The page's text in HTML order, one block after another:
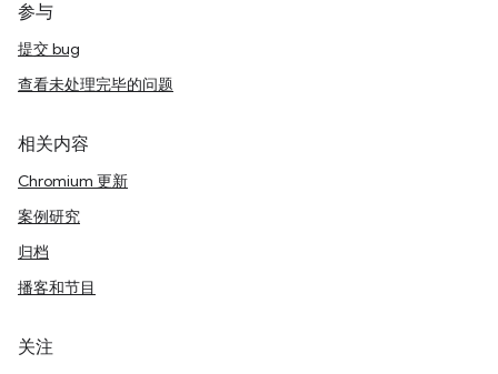
参与
提交 bug
查看未处理完毕的问题
相关内容
Chromium 更新
案例研究
归档
播客和节目
关注